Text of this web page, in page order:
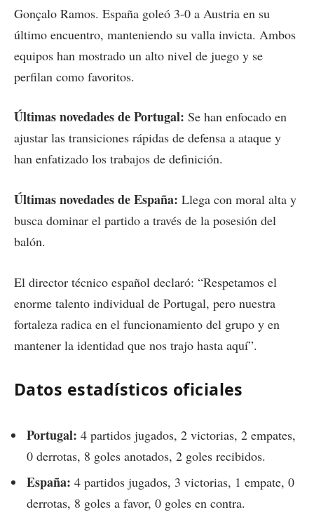
Gonçalo Ramos. España goleó 3-0 a Austria en su
último encuentro, manteniendo su valla invicta. Ambos
equipos han mostrado un alto nivel de juego y se
perfilan como favoritos.
Últimas novedades de Portugal: Se han enfocado en
ajustar las transiciones rápidas de defensa a ataque y
han enfatizado los trabajos de definición.
Últimas novedades de España: Llega con moral alta y
busca dominar el partido a través de la posesión del
balón.
El director técnico español declaró: “Respetamos el
enorme talento individual de Portugal, pero nuestra
fortaleza radica en el funcionamiento del grupo y en
mantener la identidad que nos trajo hasta aquí”.
Datos estadísticos oficiales
Portugal: 4 partidos jugados, 2 victorias, 2 empates,
0 derrotas, 8 goles anotados, 2 goles recibidos.
España: 4 partidos jugados, 3 victorias, 1 empate, 0
derrotas, 8 goles a favor, 0 goles en contra.